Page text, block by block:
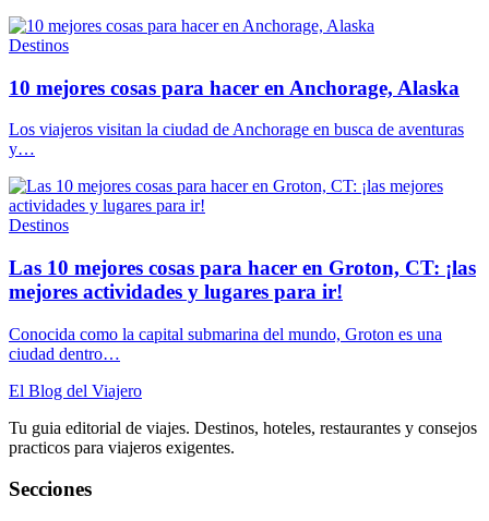
Destinos
10 mejores cosas para hacer en Anchorage, Alaska
Los viajeros visitan la ciudad de Anchorage en busca de aventuras
y…
Destinos
Las 10 mejores cosas para hacer en Groton, CT: ¡las
mejores actividades y lugares para ir!
Conocida como la capital submarina del mundo, Groton es una
ciudad dentro…
El Blog del Viajero
Tu guia editorial de viajes. Destinos, hoteles, restaurantes y consejos
practicos para viajeros exigentes.
Secciones